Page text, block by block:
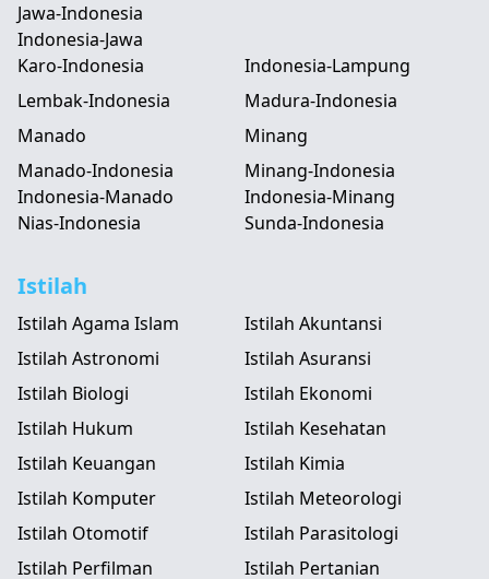
Jawa-Indonesia
Indonesia-Jawa
Karo-Indonesia
Indonesia-Lampung
Lembak-Indonesia
Madura-Indonesia
Manado
Manado-Indonesia
Indonesia-Manado
Minang
Minang-Indonesia
Indonesia-Minang
Nias-Indonesia
Sunda-Indonesia
Istilah
Istilah Agama Islam
Istilah Akuntansi
Istilah Astronomi
Istilah Asuransi
Istilah Biologi
Istilah Ekonomi
Istilah Hukum
Istilah Kesehatan
Istilah Keuangan
Istilah Kimia
Istilah Komputer
Istilah Meteorologi
Istilah Otomotif
Istilah Parasitologi
Istilah Perfilman
Istilah Pertanian